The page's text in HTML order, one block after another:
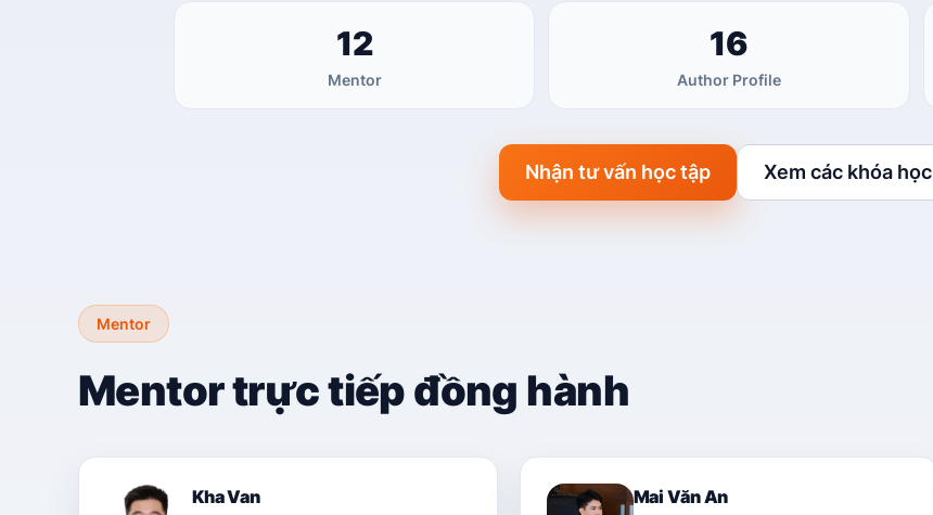
12
Mentor
16
Author Profile
Nhận tư vấn học tập Xem các khóa học
Mentor
Mentor trực tiếp đồng hành
Kha Van Mai Văn An